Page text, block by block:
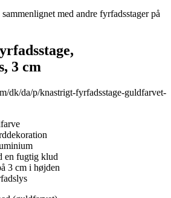
med andre fyrfadsstager på
3 cm
dk/da/p/knastrigt-fyrfadsstage-guldfarvet-
en fugtig klud
3 cm i højden